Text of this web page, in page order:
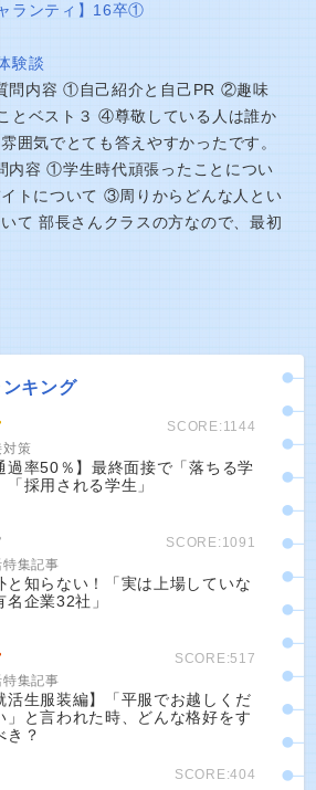
ランティ】16卒①
験談
内容 ①自己紹介と自己PR ②趣味
とベスト３ ④尊敬している人は誰か
囲気でとても答えやすかったです。
内容 ①学生時代頑張ったことについ
トについて ③周りからどんな人とい
て 部長さんクラスの方なので、最初
キング
SCORE:1144
対策
過率50％】最終面接で「落ちる学
「採用される学生」
SCORE:1091
特集記事
と知らない！「実は上場していな
名企業32社」
SCORE:517
特集記事
活生服装編】「平服でお越しくだ
」と言われた時、どんな格好をす
き？
SCORE:404